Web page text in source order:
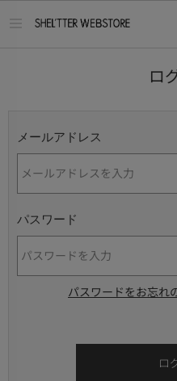
ロ
メールアドレス
パスワード
パスワードをお忘れ